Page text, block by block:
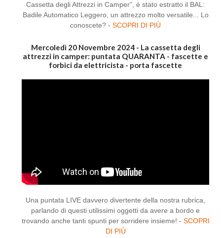
Cassetta degli Attrezzi in Camper”, è stato estratto il BAL:
Badile Automatico Leggero, un attrezzo molto versatile... Lo
conoscete? - SCOPRI DI PIÙ
Mercoledì 20 Novembre 2024 - La cassetta degli
attrezzi in camper: puntata QUARANTA - fascette e
forbici da elettricista - porta fascette
Una puntata LIVE davvero divertente della nostra rubrica,
parlando di questi utilissimi oggetti da avere a bordo e
trovando anche tanti spunti per sorridere insieme! - SCOPRI
DI PIÙ